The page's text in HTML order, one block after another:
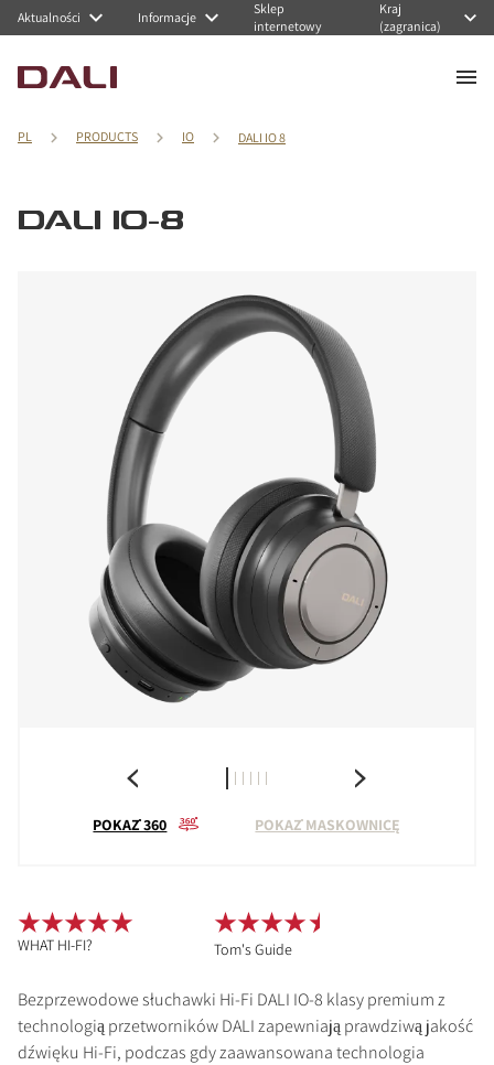
Aktualności Informacje
Sklep
internetowy
Kraj
(zagranica)
PL PRODUCTS IO DALI IO 8
DALI IO-8
POKAŻ 360 POKAŻ MASKOWNICĘ
Bezprzewodowe słuchawki Hi-Fi DALI IO-8 klasy premium z
technologią przetworników DALI zapewniają prawdziwą jakość
dźwięku Hi-Fi, podczas gdy zaawansowana technologia
WHAT HI-FI? Tom's Guide